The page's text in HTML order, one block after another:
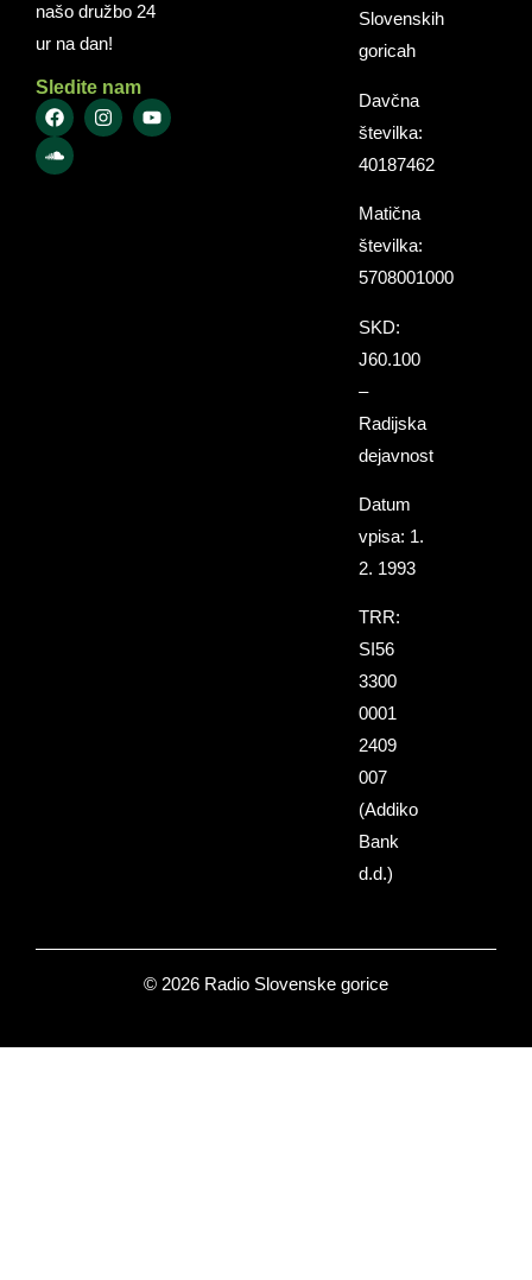
našo družbo 24
ur na dan!
Sledite nam
Slovenskih
goricah
Davčna
številka:
40187462
Matična
številka:
5708001000
SKD:
J60.100
–
Radijska
dejavnost
Datum
vpisa: 1.
2. 1993
TRR:
SI56
3300
0001
2409
007
(Addiko
Bank
d.d.)
© 2026 Radio Slovenske gorice